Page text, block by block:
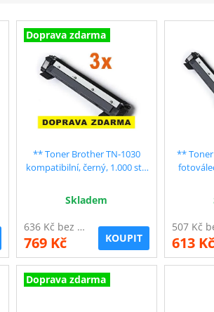
Doprava zdarma
** Toner Brother TN-1030
kompatibilní, černý, 1.000 str.
Skladem
636 Kč bez DPH
769 Kč KOUPIT
** Toner
613
Doprava zdarma